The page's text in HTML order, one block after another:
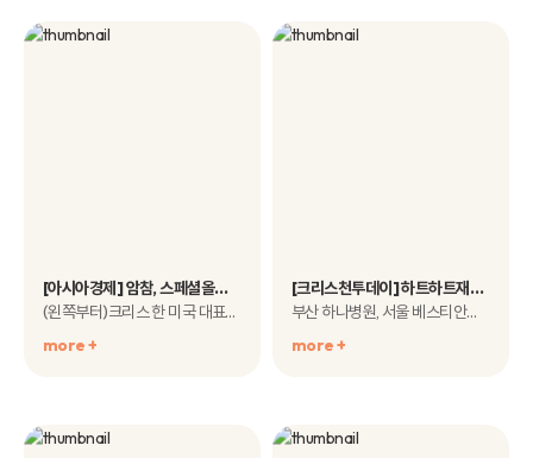
[아시아경제] 암참, 스페셜올림픽 출전 미국 대표팀 환영 오찬
(왼쪽부터)크리스 한 미국 대표팀 단장,..
more +
[크리스천투데이] 하트하트재단, 화상 어린이들 위한 의료비 지원협약
부산 하나병원, 서울 베스티안병원 등 참여 ..
more +